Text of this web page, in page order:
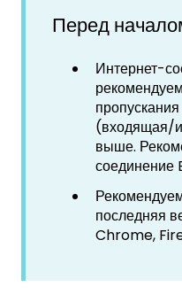
Перед
Интернет-
(входящая/
выше.
последняя
Chrome,